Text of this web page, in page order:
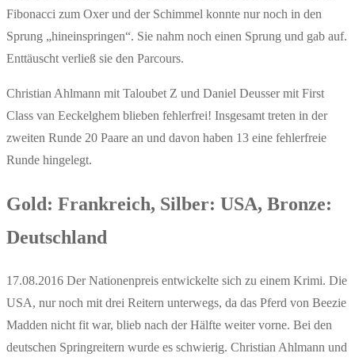
Fibonacci zum Oxer und der Schimmel konnte nur noch in den
Sprung „hineinspringen“. Sie nahm noch einen Sprung und gab auf.
Enttäuscht verließ sie den Parcours.
Christian Ahlmann mit Taloubet Z und Daniel Deusser mit First
Class van Eeckelghem blieben fehlerfrei! Insgesamt treten in der
zweiten Runde 20 Paare an und davon haben 13 eine fehlerfreie
Runde hingelegt.
Gold: Frankreich, Silber: USA, Bronze:
Deutschland
17.08.2016 Der Nationenpreis entwickelte sich zu einem Krimi. Die
USA, nur noch mit drei Reitern unterwegs, da das Pferd von Beezie
Madden nicht fit war, blieb nach der Hälfte weiter vorne. Bei den
deutschen Springreitern wurde es schwierig. Christian Ahlmann und